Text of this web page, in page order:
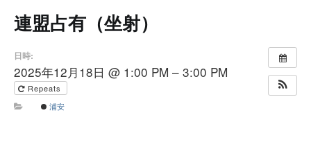
連盟占有（坐射）
日時:
2025年12月18日 @ 1:00 PM – 3:00 PM
Repeats
浦安